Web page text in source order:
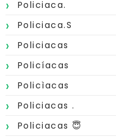
Policiaca.
Policiaca.s
Policiacas
Policíacas
Policìacas
Policiacas .
Policiacas 😇